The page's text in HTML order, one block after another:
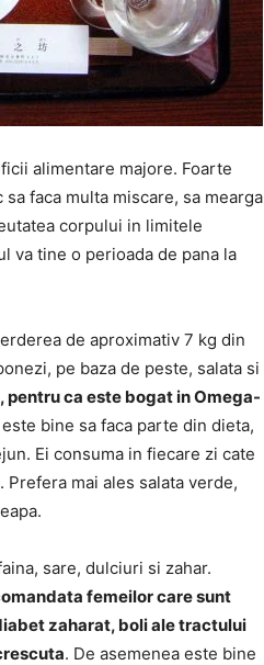
alimentare majore. Foarte
faca multa miscare, sa mearga
corpului in limitele
va tine o perioada de pana la
de aproximativ 7 kg din
pe baza de peste, salata si
ca este bogat in Omega-
bine sa faca parte din dieta,
Ei consuma in fiecare zi cate
mai ales salata verde,
sare, dulciuri si zahar.
femeilor care sunt
zaharat, boli ale tractului
. De asemenea este bine